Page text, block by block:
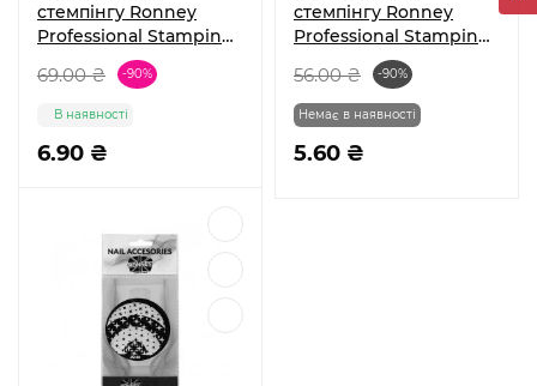
стемпінгу Ronney
Professional Stamping
Palete RN 00413
69.00 ₴ -90%
6.90 ₴
В наявності
стемпінгу Ronney
Professional Stamping
Palete RN 00403
56.00 ₴ -90%
5.60 ₴
Немає в наявності